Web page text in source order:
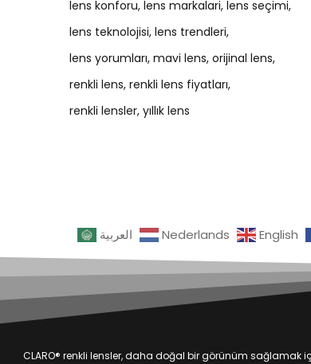
lens konforu lens markalari lens seçimi
lens teknolojisi lens trendleri
lens yorumları mavi lens orijinal lens
renkli lens renkli lens fiyatları
renkli lensler yıllık lens
العربية Nederlands English
CLARO® renkli lensler, daha doğal bir görünüm sağlamak